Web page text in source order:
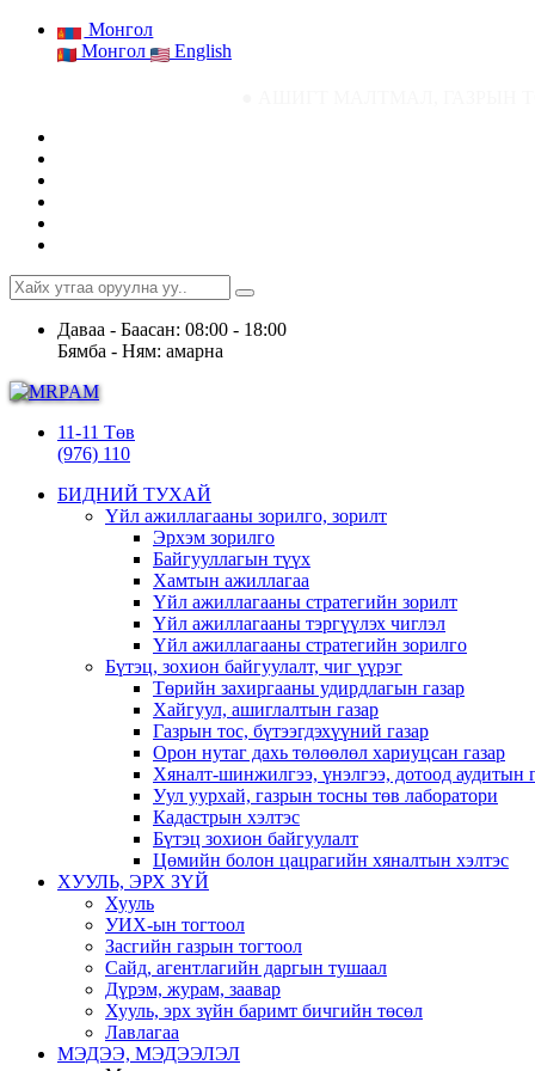
Монгол
Монгол
English
Даваа - Баасан: 08:00 - 18:00
Бямба - Ням: амарна
11-11 Төв
(976) 110
БИДНИЙ ТУХАЙ
Үйл ажиллагааны зорилго, зорилт
Эрхэм зорилго
Байгууллагын түүх
Хамтын ажиллагаа
Үйл ажиллагааны стратегийн зорилт
Үйл ажиллагааны тэргүүлэх чиглэл
Үйл ажиллагааны стратегийн зорилго
Бүтэц, зохион байгуулалт, чиг үүрэг
Төрийн захиргааны удирдлагын газар
Хайгуул, ашиглалтын газар
Газрын тос, бүтээгдэхүүний газар
Орон нутаг дахь төлөөлөл хариуцсан газар
Хяналт-шинжилгээ, үнэлгээ, дотоод аудитын
Уул уурхай, газрын тосны төв лаборатори
Кадастрын хэлтэс
Бүтэц зохион байгуулалт
Цөмийн болон цацрагийн хяналтын хэлтэс
ХУУЛЬ, ЭРХ ЗҮЙ
Хууль
УИХ-ын тогтоол
Засгийн газрын тогтоол
Сайд, агентлагийн даргын тушаал
Дүрэм, журам, заавар
Хууль, эрх зүйн баримт бичгийн төсөл
Лавлагаа
МЭДЭЭ, МЭДЭЭЛЭЛ